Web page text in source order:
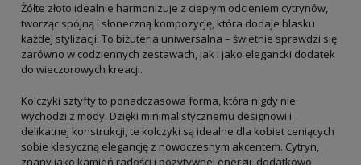
Żółte złoto idealnie harmonizuje z ciepłym odcieniem cytrynów,
tworząc spójną i słoneczną kompozycję, która dodaje blasku
każdej stylizacji. To biżuteria uniwersalna – świetnie sprawdzi się
zarówno w codziennych zestawach, jak i jako elegancki dodatek
do wieczorowych kreacji.
Kolczyki sztyfty to ponadczasowa forma, która nigdy nie
wychodzi z mody. Dzięki minimalistycznemu designowi i
delikatnej konstrukcji, te kolczyki są idealne dla kobiet ceniących
sobie klasyczną elegancję z nowoczesnym akcentem. Cytryn,
znany jako kamień radości i pozytywnej energii, dodatkowo